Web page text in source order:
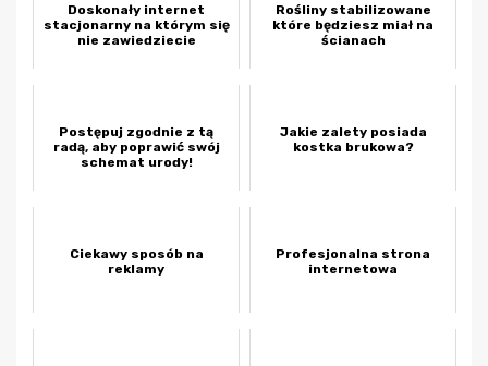
Doskonały internet
stacjonarny na którym się
nie zawiedziecie
Rośliny stabilizowane
które będziesz miał na
ścianach
Postępuj zgodnie z tą
radą, aby poprawić swój
schemat urody!
Jakie zalety posiada
kostka brukowa?
Ciekawy sposób na
reklamy
Profesjonalna strona
internetowa